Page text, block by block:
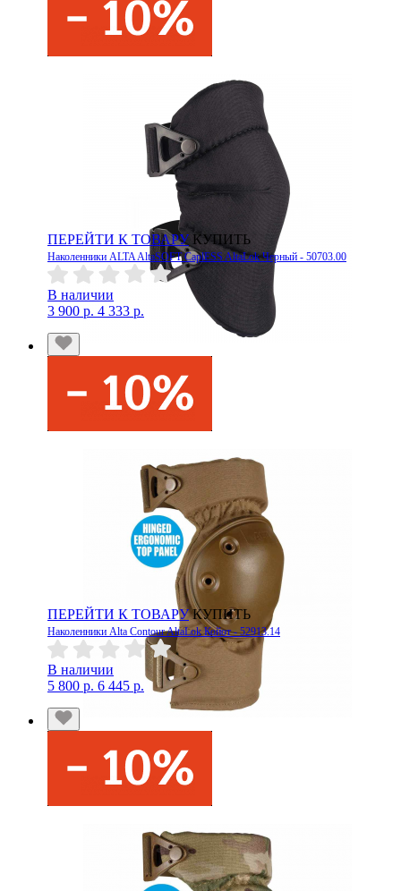
ПЕРЕЙТИ К ТОВАРУ КУПИТЬ
Наколенники ALTA AltaSOFT CaplESS AltaLok Черный - 50703.00
В наличии
3 900 р. 4 333 р.
ПЕРЕЙТИ К ТОВАРУ КУПИТЬ
Наколенники Alta Contour AltaLok Койот - 52913.14
В наличии
5 800 р. 6 445 р.